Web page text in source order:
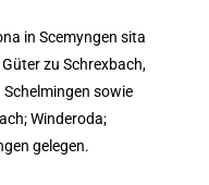
in Scemyngen sita
zu Schrexbach,
sowie
Winderoda;
gelegen.